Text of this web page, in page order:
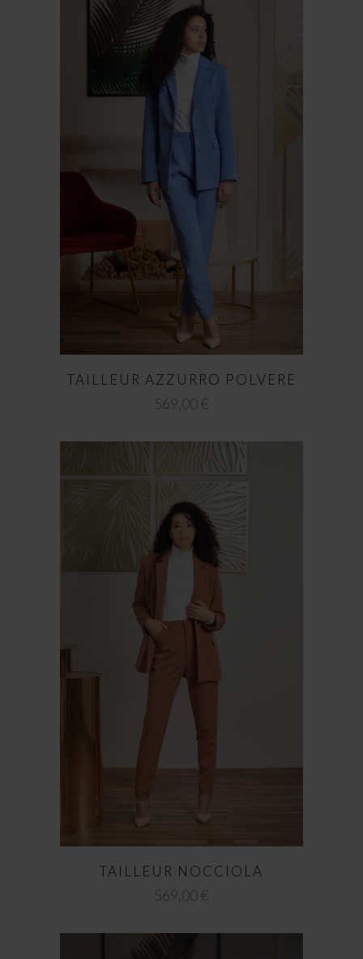
TAILLEUR AZZURRO POLVERE
569,00€
TAILLEUR NOCCIOLA
569,00€